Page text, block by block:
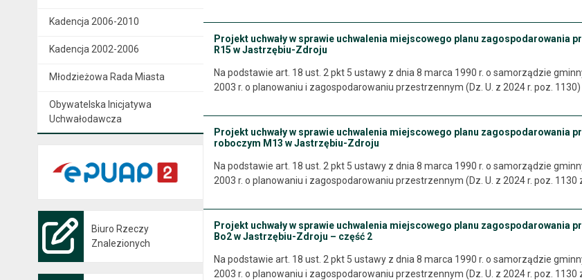
Kadencja 2006-2010
Kadencja 2002-2006
Młodzieżowa Rada Miasta
Obywatelska Inicjatywa
Uchwałodawcza
Biuro Rzeczy
Znalezionych
Projekt uchwały w sprawie uchwalenia miejscowego planu
R15 w Jastrzębiu-Zdroju
Na podstawie art. 18 ust. 2 pkt 5 ustawy z dnia 8 marca 1990 r. o samorządzie
2003 r. o planowaniu i zagospodarowaniu przestrzennym (Dz. U. z 2024 r. poz. 1130)
Projekt uchwały w sprawie uchwalenia miejscowego planu
roboczym M13 w Jastrzębiu-Zdroju
Na podstawie art. 18 ust. 2 pkt 5 ustawy z dnia 8 marca 1990 r. o samorządzie
2003 r. o planowaniu i zagospodarowaniu przestrzennym (Dz. U. z 2024 r. poz. 1130
Projekt uchwały w sprawie uchwalenia miejscowego planu
Bo2 w Jastrzębiu-Zdroju – część 2
Na podstawie art. 18 ust. 2 pkt 5 ustawy z dnia 8 marca 1990 r. o samorządzie
2003 r. o planowaniu i zagospodarowaniu przestrzennym (Dz. U. z 2024 r. poz. 1130